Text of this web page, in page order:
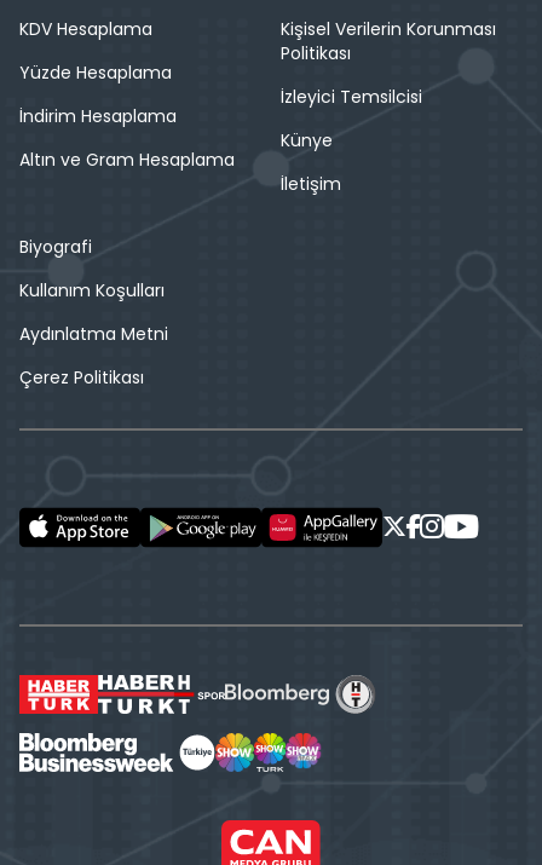
KDV Hesaplama
Yüzde Hesaplama
İndirim Hesaplama
Altın ve Gram Hesaplama
Kişisel Verilerin Korunması
Politikası
İzleyici Temsilcisi
Künye
İletişim
Biyografi
Kullanım Koşulları
Aydınlatma Metni
Çerez Politikası